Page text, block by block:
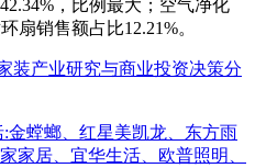
，比例最大；空气净化
扇销售额占比12.21%。
装产业研究与商业投资决策分
金螳螂、红星美凯龙、东方雨
家居、宜华生活、欧普照明、